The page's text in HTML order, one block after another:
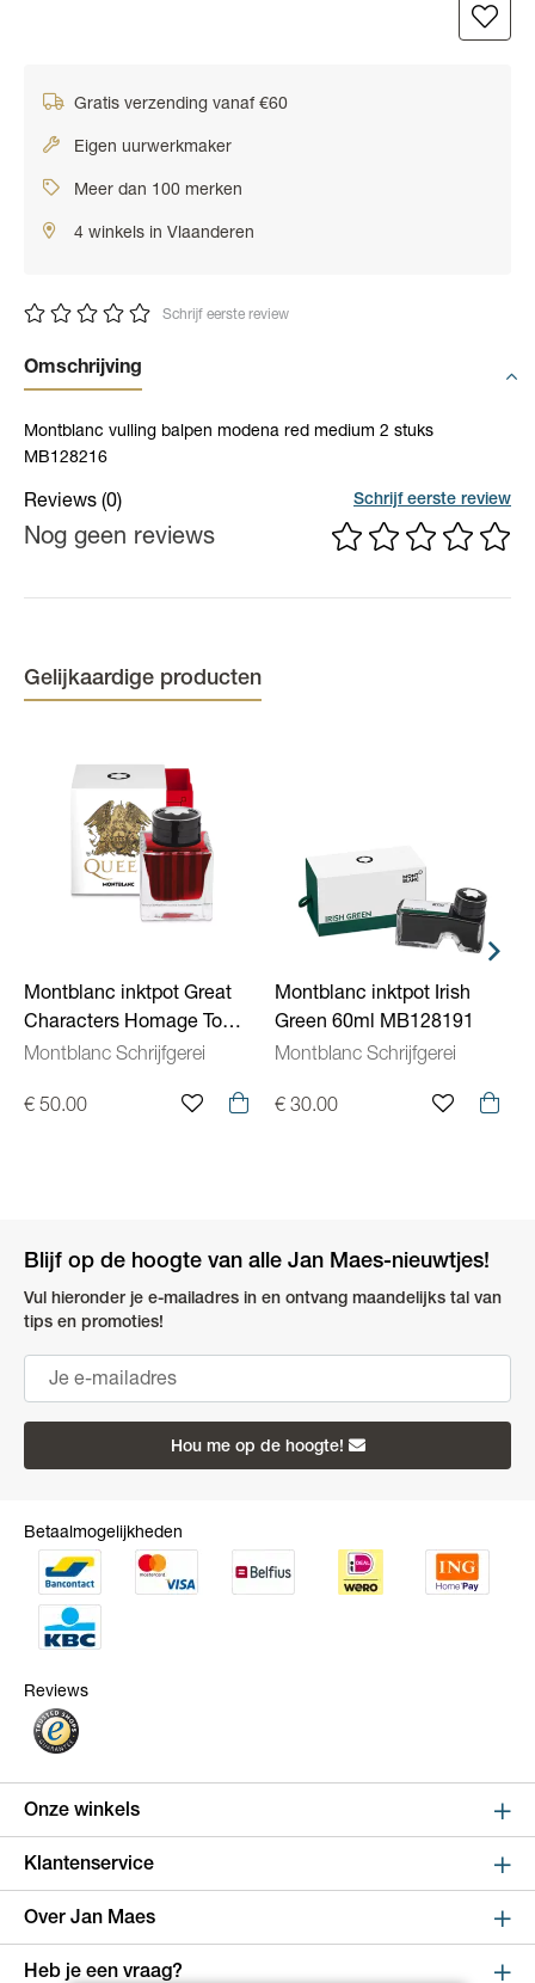
Gratis verzending vanaf €60
Eigen uurwerkmaker
Meer dan 100 merken
4 winkels in Vlaanderen
Schrijf eerste review
Omschrijving
Montblanc vulling balpen modena red medium 2 stuks
MB128216
Reviews (0) Schrijf eerste review
Nog geen reviews
Gelijkaardige producten
Montblanc inktpot Great
Characters Homage To
Queen rood 50ml
Montblanc Schrijfgerei
€ 50.00
Montblanc inktpot Irish
Green 60ml MB128191
Montblanc Schrijfgerei
€ 30.00
Blijf op de hoogte van alle Jan Maes-nieuwtjes!
Vul hieronder je e-mailadres in en ontvang maandelijks tal van
tips en promoties!
Hou me op de hoogte!
Betaalmogelijkheden
Reviews
Onze winkels
Sint Niklaas
Kapelstraat 100, shop 123
9100 Sint-Niklaas
Klantenservice
Online bestellen en betalen
Over Jan Maes
Over Jan Maes
Heb je een vraag?